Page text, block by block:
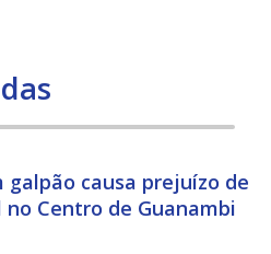
galpão causa prejuízo de
no Centro de Guanambi